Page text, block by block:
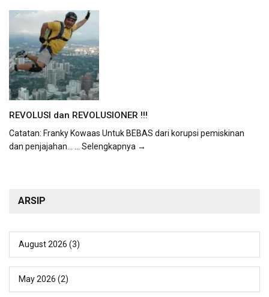
REVOLUSI dan REVOLUSIONER !!!
Catatan: Franky Kowaas Untuk BEBAS dari korupsi pemiskinan
dan penjajahan...
... Selengkapnya →
ARSIP
August 2026 (3)
May 2026 (2)